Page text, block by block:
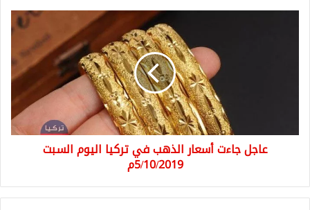
5/10/2019م
عاجل جاءت أسعار الذهب في تركيا اليوم السبت
5/10/2019م